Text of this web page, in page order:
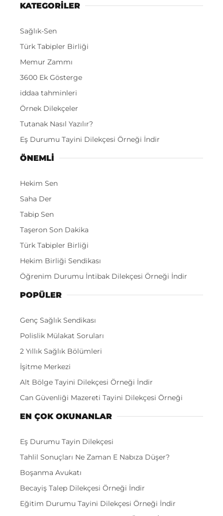
KATEGORİLER
Sağlık-Sen
Türk Tabipler Birliği
Memur Zammı
3600 Ek Gösterge
iddaa tahminleri
Örnek Dilekçeler
Tutanak Nasıl Yazılır?
Eş Durumu Tayini Dilekçesi Örneği İndir
ÖNEMLI
Hekim Sen
Saha Der
Tabip Sen
Taşeron Son Dakika
Türk Tabipler Birliği
Hekim Birliği Sendikası
Öğrenim Durumu İntibak Dilekçesi Örneği İndir
POPÜLER
Genç Sağlık Sendikası
Polislik Mülakat Soruları
2 Yıllık Sağlık Bölümleri
İşitme Merkezi
Alt Bölge Tayini Dilekçesi Örneği İndir
Can Güvenliği Mazereti Tayini Dilekçesi Örneği
EN ÇOK OKUNANLAR
Eş Durumu Tayin Dilekçesi
Tahlil Sonuçları Ne Zaman E Nabıza Düşer?
Boşanma Avukatı
Becayiş Talep Dilekçesi Örneği İndir
Eğitim Durumu Tayini Dilekçesi Örneği İndir